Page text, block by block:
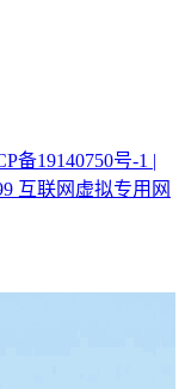
备19140750号-1 |
互联网虚拟专用网